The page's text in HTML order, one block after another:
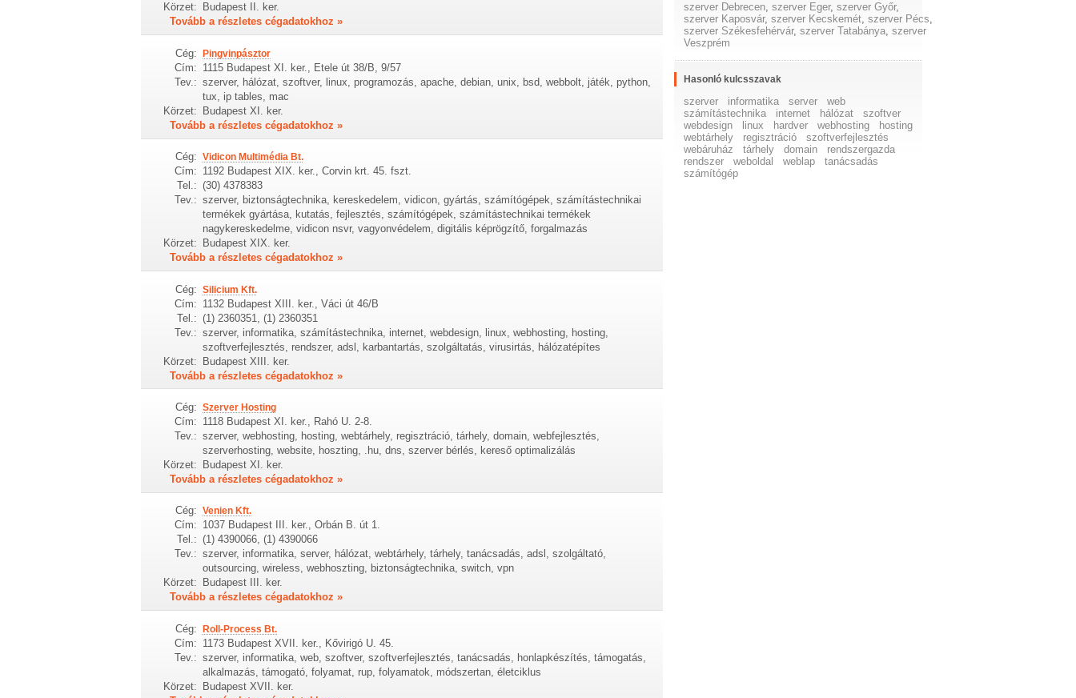
Körzet:
Budapest II. ker.
Tovább a részletes cégadatokhoz »
Cég: Pingvinpásztor
Cím: 1115 Budapest XI. ker., Etele út 38/B, 9/57
Tev.: szerver, hálózat, szoftver, linux, programozás, apache, debian, unix, bsd, webbolt, játék, python,
tux, ip tables, mac
Körzet:
Budapest XI. ker.
Tovább a részletes cégadatokhoz »
Cég: Vidicon Multimédia Bt.
Cím: 1192 Budapest XIX. ker., Corvin krt. 45. fszt.
Tel.: (30) 4378383
Tev.: szerver, biztonságtechnika, kereskedelem, vidicon, gyártás, számítógépek, számítástechnikai
termékek gyártása, kutatás, fejlesztés, számítógépek, számítástechnikai termékek
nagykereskedelme, vidicon nsvr, vagyonvédelem, digitális képrögzítő, forgalmazás
Körzet:
Budapest XIX. ker.
Tovább a részletes cégadatokhoz »
Cég: Silicium Kft.
Cím: 1132 Budapest XIII. ker., Váci út 46/B
Tel.: (1) 2360351, (1) 2360351
Tev.: szerver, informatika, számítástechnika, internet, webdesign, linux, webhosting, hosting,
szoftverfejlesztés, rendszer, adsl, karbantartás, szolgáltatás, virusirtás, hálózatépítes
Körzet: Budapest XIII. ker.
Tovább a részletes cégadatokhoz »
Cég: Szerver Hosting
Cím: 1118 Budapest XI. ker., Rahó U. 2-8.
Tev.: szerver, webhosting, hosting, webtárhely, regisztráció, tárhely, domain, webfejlesztés,
szerverhosting, website, hoszting, .hu, dns, szerver bérlés, kereső optimalizálás
Körzet:
Budapest XI. ker.
Tovább a részletes cégadatokhoz »
Cég: Venien Kft.
Cím: 1037 Budapest III. ker., Orbán B. út 1.
Tel.: (1) 4390066, (1) 4390066
Tev.: szerver, informatika, server, hálózat, webtárhely, tárhely, tanácsadás, adsl, szolgáltató,
outsourcing, wireless, webhoszting, biztonságtechnika, switch, vpn
Körzet:
Budapest III. ker.
Tovább a részletes cégadatokhoz »
Cég: Roll-Process Bt.
Cím: 1173 Budapest XVII. ker., Kővirigó U. 45.
Tev.: szerver, informatika, web, szoftver, szoftverfejlesztés, tanácsadás, honlapkészítés, támogatás,
alkalmazás, támogató, folyamat, rup, folyamatok, módszertan, életciklus
Körzet: Budapest XVII. ker.
szerver Debrecen,szerver Eger,szerver Győr,
szerver Kaposvár,szerver Kecskemét,szerver Pécs,
szerver Székesfehérvár,szerver Tatabánya,szerver
Veszprém
Hasonló kulcsszavak
szerver informatika server
web
számítástechnika
internet hálózat
szoftver
webdesign
linux hardver webhosting
hosting
webtárhely
regisztráció
szoftverfejlesztés
webáruház
tárhely domain
rendszergazda
rendszer
weboldal weblap
tanácsadás
számítógép